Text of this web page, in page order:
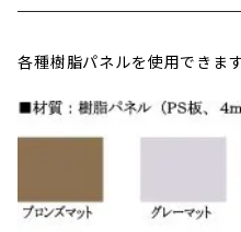
各種樹脂パネルを使用できます